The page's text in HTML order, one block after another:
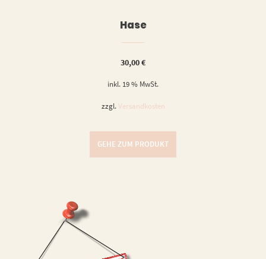
Hase
30,00€
inkl. 19 % MwSt.
zzgl. Versandkosten
GEHE ZUM PRODUKT